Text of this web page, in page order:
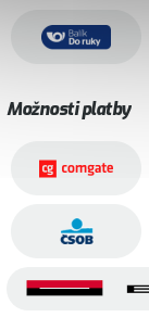
Možnosti platby